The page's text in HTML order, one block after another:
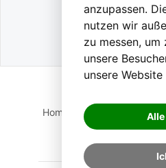
anzupassen.
nutzen wir
zu messen,
unsere
unsere
Home Suche Login